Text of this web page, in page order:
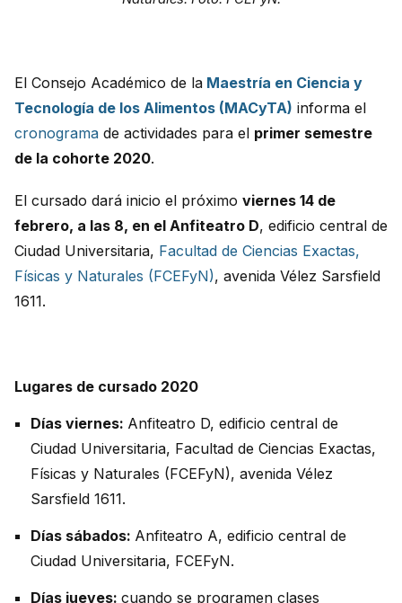
El Consejo Académico de la Maestría en Ciencia y
Tecnología de los Alimentos (MACyTA) informa el
cronograma de actividades para el primer semestre
de la cohorte 2020.
El cursado dará inicio el próximo viernes 14 de
febrero, a las 8, en el Anfiteatro D, edificio central de
Ciudad Universitaria, Facultad de Ciencias Exactas,
Físicas y Naturales (FCEFyN), avenida Vélez Sarsfield
1611.
Lugares de cursado 2020
Días viernes: Anfiteatro D, edificio central de
Ciudad Universitaria, Facultad de Ciencias Exactas,
Físicas y Naturales (FCEFyN), avenida Vélez
Sarsfield 1611.
Días sábados: Anfiteatro A, edificio central de
Ciudad Universitaria, FCEFyN.
Días jueves: cuando se programen clases